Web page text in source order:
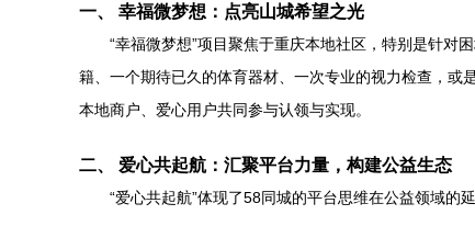
一、 幸福微梦想：点亮山城希望之光
“幸福微梦想”项目聚焦于重庆本地社区，特别是针
籍、一个期待已久的体育器材、一次专业的视力检查，或
本地商户、爱心用户共同参与认领与实现。
二、 爱心共起航：汇聚平台力量，构建公益生态
“爱心共起航”体现了58同城的平台思维在公益领域的